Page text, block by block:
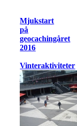
Mjukstart
på
geocachingåret
2016
Vinteraktiviteter